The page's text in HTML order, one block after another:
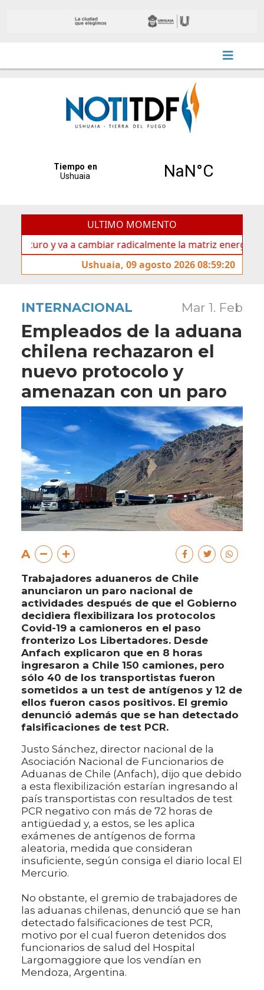
ULTIMO MOMENTO
y va a cambiar radicalmente la matriz energética de
Ushuaia, 09 agosto 2026 08:59:20
INTERNACIONAL Mar 1. Feb
Empleados de la aduana
chilena rechazaron el
nuevo protocolo y
amenazan con un paro
A
Trabajadores aduaneros de Chile
anunciaron un paro nacional de
actividades después de que el Gobierno
decidiera flexibilizara los protocolos
Covid-19 a camioneros en el paso
fronterizo Los Libertadores. Desde
Anfach explicaron que en 8 horas
ingresaron a Chile 150 camiones, pero
sólo 40 de los transportistas fueron
sometidos a un test de antígenos y 12 de
ellos fueron casos positivos. El gremio
denunció además que se han detectado
falsificaciones de test PCR.
Justo Sánchez, director nacional de la
Asociación Nacional de Funcionarios de
Aduanas de Chile (Anfach), dijo que debido
a esta flexibilización estarían ingresando al
país transportistas con resultados de test
PCR negativo con más de 72 horas de
antigüedad y, a estos, se les aplica
exámenes de antígenos de forma
aleatoria, medida que consideran
insuficiente, según consiga el diario local El
Mercurio.
No obstante, el gremio de trabajadores de
las aduanas chilenas, denunció que se han
detectado falsificaciones de test PCR,
motivo por el cual fueron detenidos dos
funcionarios de salud del Hospital
Largomaggiore que los vendían en
Mendoza, Argentina.